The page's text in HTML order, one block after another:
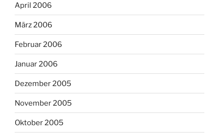
April 2006
März 2006
Februar 2006
Januar 2006
Dezember 2005
November 2005
Oktober 2005